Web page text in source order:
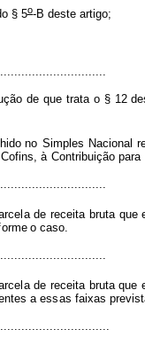
§ 5o-B deste artigo;
ão de que trata o § 12
hido no Simples Nacional
Cofins, à Contribuição para
a de receita bruta que
orme o caso.
a de receita bruta que
ntes a essas faixas previst